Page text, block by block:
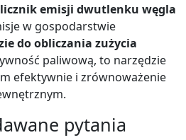
emisji dwutlenku węgla
w gospodarstwie
do obliczania zużycia
paliwową, to narzędzie
efektywnie i zrównoważenie
pytania